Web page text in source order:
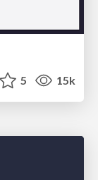
5 15k